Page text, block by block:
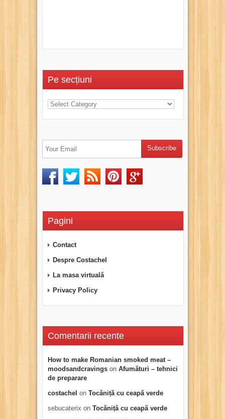
Pe secțiuni
Pagini
Contact
Despre Costachel
La masa virtuală
Privacy Policy
Comentarii recente
How to make Romanian smoked meat –
moodsandcravings on Afumături – tehnici
de preparare
costachel on Tocăniță cu ceapă verde
sebucaterix on Tocăniță cu ceapă verde